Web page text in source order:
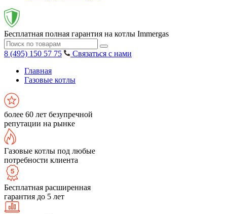
Бесплатная полная гарантия на котлы Immergas
8 (495) 150 57 75
Связаться с нами
Главная
Газовые котлы
более 60 лет безупречной
репутации на рынке
Газовые котлы под любые
потребности клиента
Бесплатная расширенная
гарантия до 5 лет